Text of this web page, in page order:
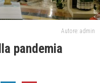
Autore: admin
pandemia